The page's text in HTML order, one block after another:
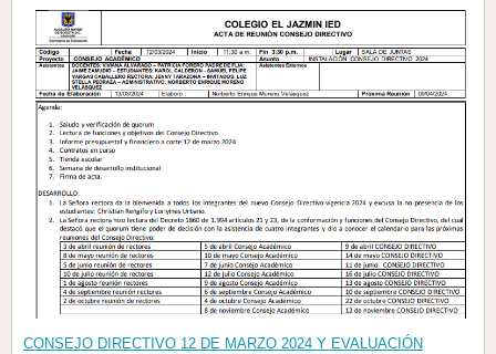
CONSEJO DIRECTIVO 12 DE MARZO 2024 Y EVALUACIÓN